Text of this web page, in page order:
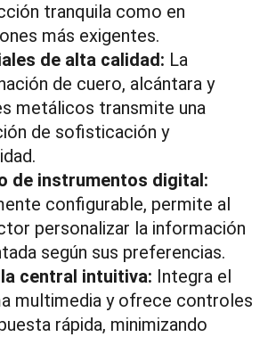
tranquila como en
más exigentes.
de alta calidad: La
de cuero, alcántara y
metálicos transmite una
de sofisticación y
de instrumentos digital:
configurable, permite al
personalizar la información
según sus preferencias.
central intuitiva: Integra el
multimedia y ofrece controles
rápida, minimizando